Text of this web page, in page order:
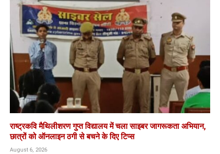
राष्ट्रकवि मैथिलीशरण गुप्त विद्यालय में चला साइबर जागरूकता अभियान,
छात्रों को ऑनलाइन ठगी से बचने के दिए टिप्स
August 6, 2026